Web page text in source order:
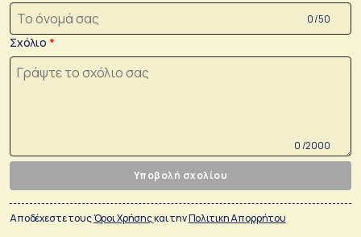
0 /50
Σχόλιο
0 /2000
Υποβολή σχολίου
Αποδέχεστε τουςΌροι Χρήσηςκαι τηνΠολιτικη Απορρήτου